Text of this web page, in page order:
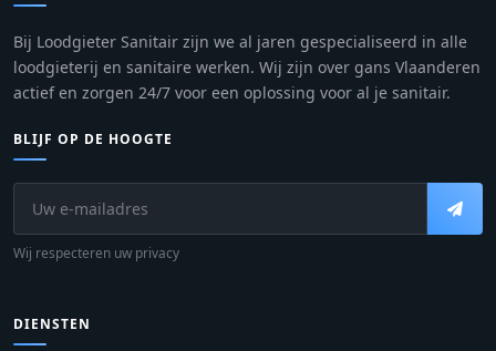
Bij Loodgieter Sanitair zijn we al jaren gespecialiseerd in alle
loodgieterij en sanitaire werken. Wij zijn over gans Vlaanderen
actief en zorgen 24/7 voor een oplossing voor al je sanitair.
BLIJF OP DE HOOGTE
Wij respecteren uw privacy
DIENSTEN